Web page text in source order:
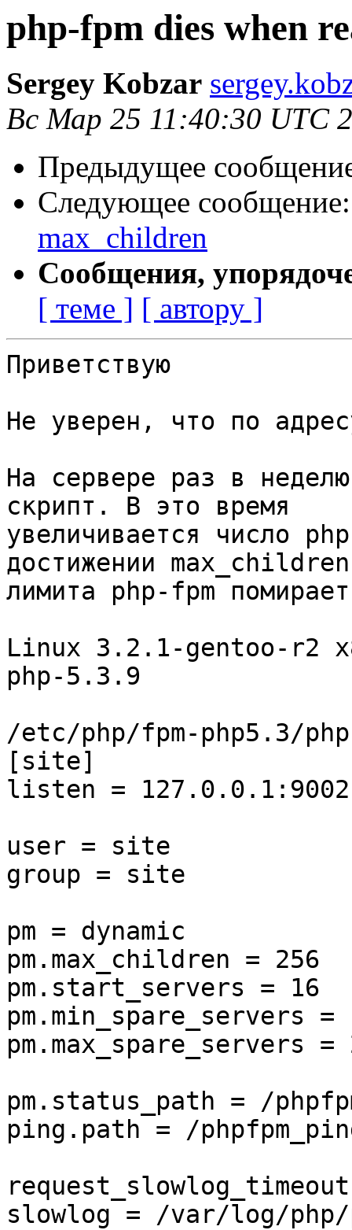
php-fpm dies when
Sergey Kobzar
Вс Мар 25 11:40:30 UTC
Предыдущее
Следующее
max_children
Сообщения,
[ теме ] [ автору ]
Приветствую
Не уверен, что по
На сервере раз в
скрипт. В это время
увеличивается число
достижении
лимита php-fpm
Linux 3.2.1-gentoo-r2
php-5.3.9
/etc/php/fpm-php5.3/
[site]
listen = 127.0.0.1:9002
user = site
group = site
pm = dynamic
pm.max_children = 256
pm.start_servers = 16
pm.min_spare_servers =
pm.max_spare_servers =
pm.status_path = /
ping.path = /
slowlog = /var/log/php/